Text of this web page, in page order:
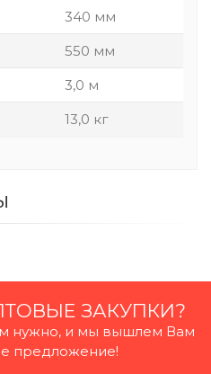
340 мм
550 мм
3,0 м
13,0 кг
ЗАКУПКИ?
нужно, и мы вышлем Вам
предложение!